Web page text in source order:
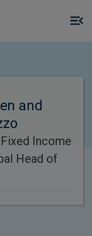
and
Income
Head of